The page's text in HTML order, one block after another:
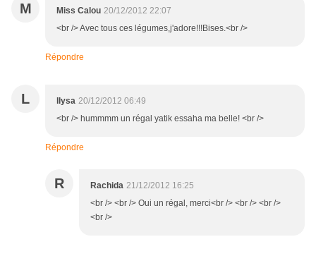
M Miss Calou 20/12/2012 22:07
<br /> Avec tous ces légumes,j'adore!!!Bises.<br />
Répondre
L llysa 20/12/2012 06:49
<br /> hummmm un régal yatik essaha ma belle! <br />
Répondre
R Rachida 21/12/2012 16:25
<br /> <br /> Oui un régal, merci<br /> <br /> <br />
<br />